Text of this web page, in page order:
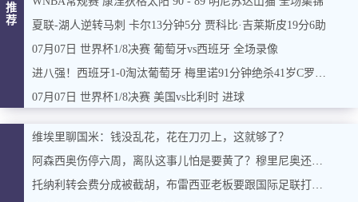
推
荐
夏联-湖人逆转马刺 卡尔13分钟5分 贾科比·吉莱斯皮19分6助
07月07日 世界杯1/8决赛 葡萄牙vs西班牙 全场录像
进八强！西班牙1-0淘汰葡萄牙 梅里诺91分钟绝杀41岁C罗最后一舞
07月07日 世界杯1/8决赛 美国vs比利时 进球
维埃里聊国米：钱没乱花，花在刀刃上，这就够了？
阿森西奥伤停六周，离队这事儿怕是要黄了？穆里尼奥还惦记着巴斯托尼
托纳利转会费分成被截胡，布雷西亚老板要跟国际足联打官司